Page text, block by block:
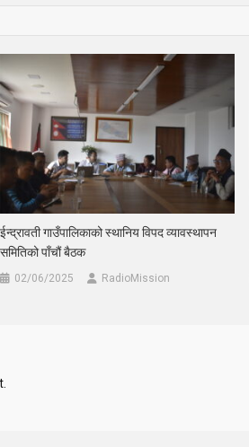
ईन्द्रावती गाउँपालिकाको स्थानिय विपद व्यावस्थापन
समितिको पाँचौं बैठक
02/06/2025 RadioMission